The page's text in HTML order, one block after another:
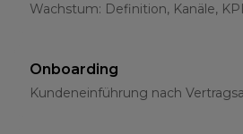
Wachstum: Definition, Kanäle,
Onboarding
Kundeneinführung nach